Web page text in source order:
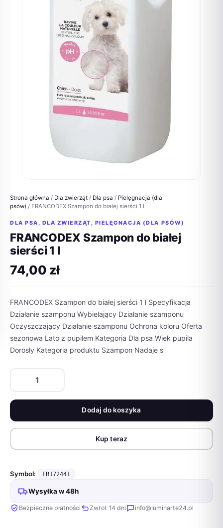
Strona główna / Dla zwierząt / Dla psa / Pielęgnacja (dla
psów) / FRANCODEX Szampon do białej sierści 1 l
DLA PSA , DLA ZWIERZĄT , PIELĘGNACJA (DLA PSÓW)
FRANCODEX Szampon do białej
sierści 1 l
74,00 zł
FRANCODEX Szampon do białej sierści 1 l Specyfikacja
Działanie szamponu Wybielający Działanie szamponu
Oczyszczający Działanie szamponu Ochrona koloru Oferta
sezonowa Lato z pupilem Kategoria Dla psa Wiek pupila
Dorosły Kategoria produktu Szampon Nadaje s
FRANCODEX
do
sierści
1
Dodaj do koszyka
Kup teraz
Symbol: FR172441
Wysyłka w 48h
Bezpieczne płatności Zwrot 14 dni info@luminarte24.pl